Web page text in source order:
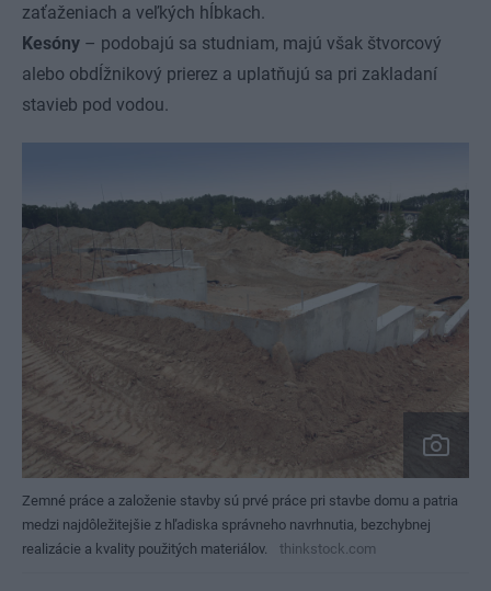
zaťaženiach a veľkých hĺbkach.
Kesóny – podobajú sa studniam, majú však štvorcový
alebo obdĺžnikový prierez a uplatňujú sa pri zakladaní
stavieb pod vodou.
Zemné práce a založenie stavby sú prvé práce pri stavbe domu a patria
medzi najdôležitejšie z hľadiska správneho navrhnutia, bezchybnej
realizácie a kvality použitých materiálov.
thinkstock.com